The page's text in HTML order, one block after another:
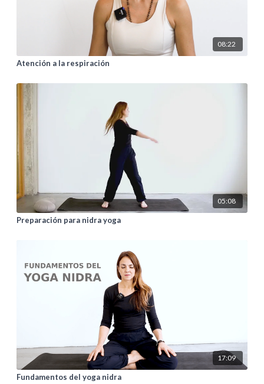
08:22
Atención a la respiración
05:08
Preparación para nidra yoga
17:09
Fundamentos del yoga nidra